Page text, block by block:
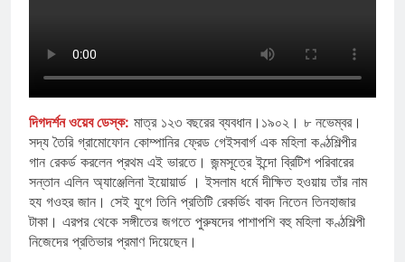
দিগদর্শন ওয়েব ডেস্ক: মাত্র ১২৩ বছরের ব্যবধান।১৯০২। ৮ নভেম্বর।
সদ্য তৈরি গ্রামোফোন কোম্পানির ফ্রেড গেইসবার্গ এক মহিলা কণ্ঠশিল্পীর
গান রেকর্ড করলেন প্রথম এই ভারতে। জন্মসূত্রে ইন্দো ব্রিটিশ পরিবারের
সন্তান এলিন অ্যাঞ্জেলিনা ইয়োয়ার্ড । ইসলাম ধর্মে দীক্ষিত হওয়ায় তাঁর নাম
হয গওহর জান। সেই যুগে তিনি প্রতিটি রেকর্ডিং বাবদ নিতেন তিনহাজার
টাকা। এরপর থেকে সঙ্গীতের জগতে পুরুষদের পাশাপশি বহু মহিলা কণ্ঠশিল্পী
নিজেদের প্রতিভার প্রমাণ দিয়েছেন।